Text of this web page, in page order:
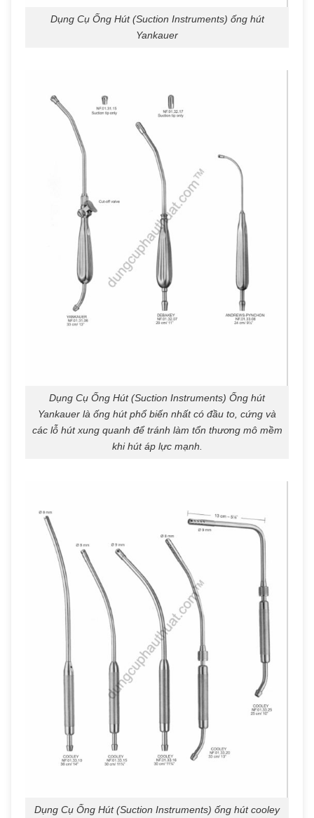
Dụng Cụ Ống Hút (Suction Instruments) ống hút
Yankauer
Dụng Cụ Ống Hút (Suction Instruments) Ống hút
Yankauer là ống hút phổ biến nhất có đầu to, cứng và
các lỗ hút xung quanh để tránh làm tổn thương mô mềm
khi hút áp lực mạnh.
Dụng Cụ Ống Hút (Suction Instruments) ống hút cooley